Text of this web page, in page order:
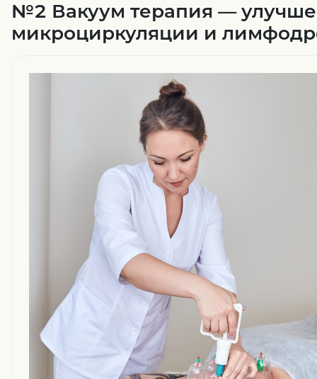
№2 Вакуум терапия —
микроциркуляции и